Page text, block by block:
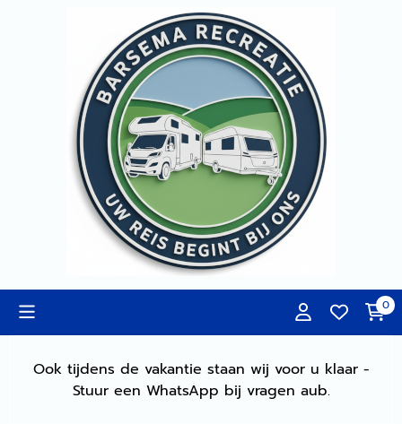
Cookievoorkeuren zijn momenteel gesloten.
0
Ook tijdens de vakantie staan wij voor u klaar -
Stuur een WhatsApp bij vragen aub.